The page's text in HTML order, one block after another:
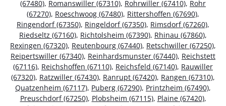
(67480), Romanswiller (67310), Rohrwiller (67410), Rohr
(67270), Roeschwoog (67480), Rittershoffen (67690),
Ringendorf (67350), Ringeldorf (67350), Rimsdorf (67260),
Riedseltz (67160), Richtolsheim (67390), Rhinau (67860),
Rexingen (67320), Reutenbourg (67440), Retschwiller (67250),
Reipertswiller (67340), Reinhardsmunster (67440), Reichstett
(67116), Reichshoffen (67110), Reichsfeld (67140), Rauwiller
(67320), Ratzwiller (67430), Ranrupt (67420), Rangen (67310),
Quatzenheim (67117), Puberg (67290), Printzheim (67490),
Preuschdorf (67250), Plobsheim (67115), Plaine (67420),